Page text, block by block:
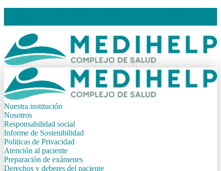
Nuestra institución
Nosotros
Responsabilidad social
Informe de Sostenibilidad
Politicas de Privacidad
Atención al paciente
Preparación de exámenes
Derechos y deberes del paciente